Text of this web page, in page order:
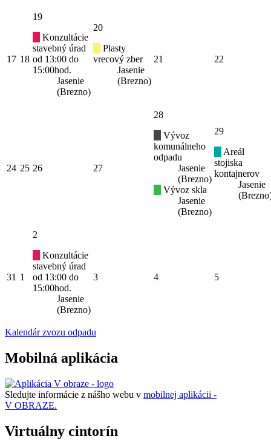
17 18
19
Konzultácie
stavebný úrad
od 13:00 do
15:00hod.
Jasenie
(Brezno)
20
Plasty
vrecový zber
Jasenie
(Brezno)
21 22
24 25 26 27
28
Vývoz
komunálneho
odpadu
Jasenie
(Brezno)
Vývoz skla
Jasenie
(Brezno)
29
Areál
stojiska
kontajnerov
Jasenie
31 1
2
Konzultácie
stavebný úrad
od 13:00 do
15:00hod.
Jasenie
(Brezno)
3 4 5
Kalendár zvozu odpadu
Mobilná aplikácia
Sledujte informácie z nášho webu v mobilnej aplikácii -
V OBRAZE.
Virtuálny cintorín